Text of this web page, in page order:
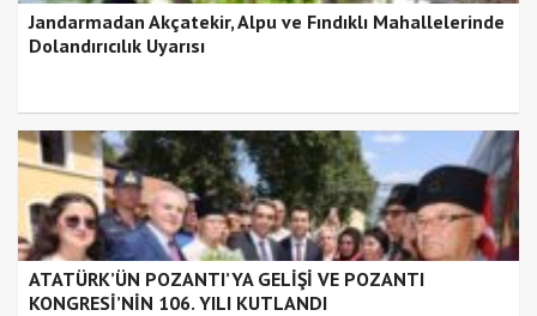
Jandarmadan Akçatekir, Alpu ve Fındıklı Mahallelerinde
Dolandırıcılık Uyarısı
ATATÜRK’ÜN POZANTI’YA GELİŞİ VE POZANTI
KONGRESİ’NİN 106. YILI KUTLANDI